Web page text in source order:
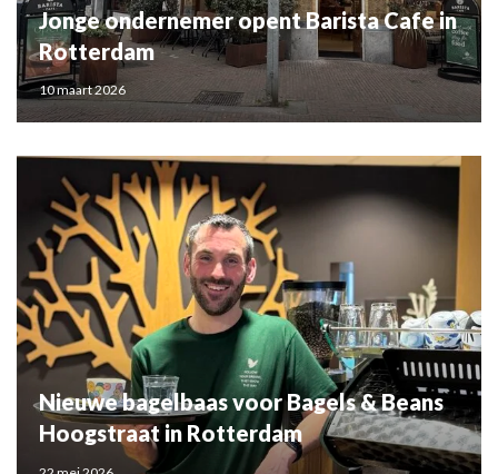
Jonge ondernemer opent Barista Cafe in
Rotterdam
10 maart 2026
Nieuwe bagelbaas voor Bagels & Beans
Hoogstraat in Rotterdam